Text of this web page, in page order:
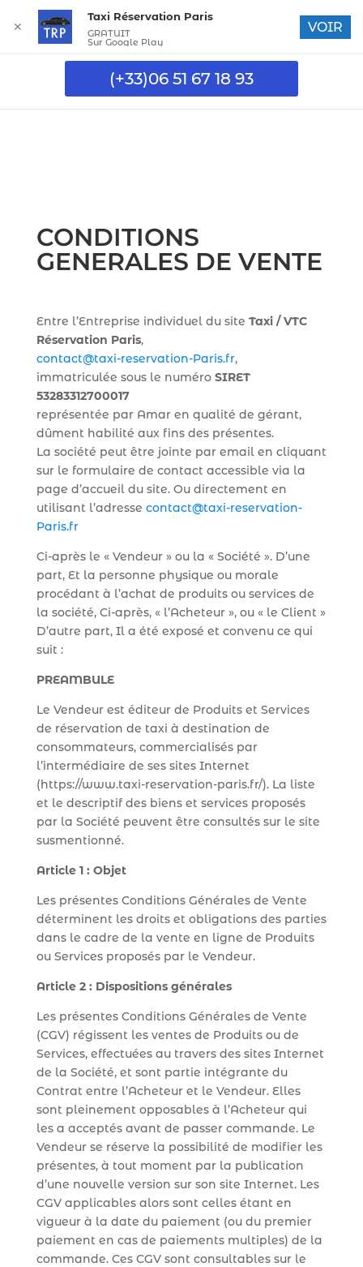
(+33)06 51 67 18 93
CONDITIONS
GENERALES DE VENTE
Entre l’Entreprise individuel du site Taxi / VTC
Réservation Paris,
contact@taxi-reservation-Paris.fr,
immatriculée sous le numéro SIRET
53283312700017
représentée par Amar en qualité de gérant,
dûment habilité aux fins des présentes.
La société peut être jointe par email en cliquant
sur le formulaire de contact accessible via la
page d’accueil du site. Ou directement en
utilisant l’adresse contact@taxi-reservation-
Paris.fr
Ci-après le « Vendeur » ou la « Société ». D’une
part, Et la personne physique ou morale
procédant à l’achat de produits ou services de
la société, Ci-après, « l’Acheteur », ou « le Client »
D’autre part, Il a été exposé et convenu ce qui
suit :
PREAMBULE
Le Vendeur est éditeur de Produits et Services
de réservation de taxi à destination de
consommateurs, commercialisés par
l’intermédiaire de ses sites Internet
(https://www.taxi-reservation-paris.fr/). La liste
et le descriptif des biens et services proposés
par la Société peuvent être consultés sur le site
susmentionné.
Article 1 : Objet
Les présentes Conditions Générales de Vente
déterminent les droits et obligations des parties
dans le cadre de la vente en ligne de Produits
ou Services proposés par le Vendeur.
Article 2 : Dispositions générales
Les présentes Conditions Générales de Vente
(CGV) régissent les ventes de Produits ou de
Services, effectuées au travers des sites Internet
de la Société, et sont partie intégrante du
Contrat entre l’Acheteur et le Vendeur. Elles
sont pleinement opposables à l’Acheteur qui
les a acceptés avant de passer commande. Le
Vendeur se réserve la possibilité de modifier les
présentes, à tout moment par la publication
d’une nouvelle version sur son site Internet. Les
CGV applicables alors sont celles étant en
vigueur à la date du paiement (ou du premier
paiement en cas de paiements multiples) de la
commande. Ces CGV sont consultables sur le
✕
Taxi Réservation Paris
GRATUIT
Sur Google Play
VOIR